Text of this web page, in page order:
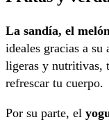
La sandía, el
ideales gracias a su
ligeras y nutritivas,
refrescar tu cuerpo.
Por su parte, el